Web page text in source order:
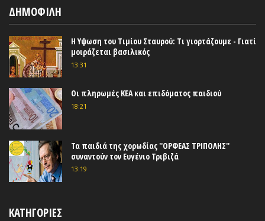
ΔΗΜΟΦΙΛΗ
Η Υψωση του Τιμίου Σταυρού: Τι γιορτάζουμε - Γιατί
μοιράζεται βασιλικός
13:31
Οι πληρωμές ΚΕΑ και επιδόματος παιδιού
18:21
Τα παιδιά της χορωδίας ''ΟΡΦΕΑΣ ΤΡΙΠΟΛΗΣ''
συναντούν τον Ευγένιο Τριβιζά
13:19
ΚΑΤΗΓΟΡΙΕΣ